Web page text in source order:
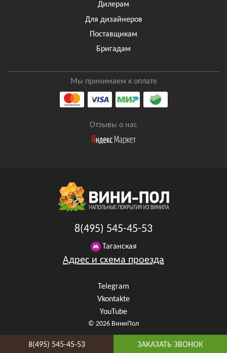
Дилерам
Для дизайнеров
Поставщикам
Бригадам
Мы принимаем к оплате
Отзывы о нас
8(495) 545-45-53
Таганская
Адрес и схема проезда
Telegram
Vkontakte
YouTube
© 2026 ВиниПол
8(495) 545-45-53 ЗАКАЗАТЬ ЗВОНОК